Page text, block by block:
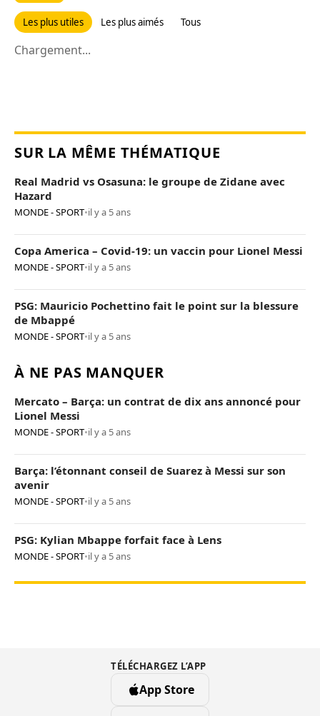
Les plus utiles Les plus aimés Tous
Chargement...
SUR LA MÊME THÉMATIQUE
Real Madrid vs Osasuna: le groupe de Zidane avec
Hazard
MONDE - SPORT•il y a 5 ans
Copa America – Covid-19: un vaccin pour Lionel Messi
MONDE - SPORT•il y a 5 ans
PSG: Mauricio Pochettino fait le point sur la blessure
de Mbappé
MONDE - SPORT•il y a 5 ans
À NE PAS MANQUER
Mercato – Barça: un contrat de dix ans annoncé pour
Lionel Messi
MONDE - SPORT•il y a 5 ans
Barça: l’étonnant conseil de Suarez à Messi sur son
avenir
MONDE - SPORT•il y a 5 ans
PSG: Kylian Mbappe forfait face à Lens
MONDE - SPORT•il y a 5 ans
TÉLÉCHARGEZ L’APP
App Store